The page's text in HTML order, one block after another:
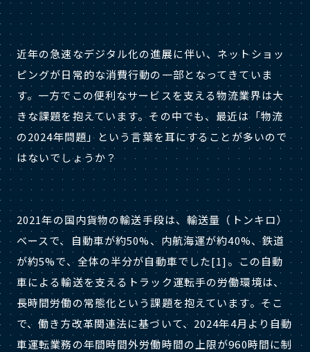
近年の急速なデジタル化の進展に伴い、ネットショッ
ピングが日常的な消費行動の一部となってきていま
す。一方でこの便利なサービスを支える物流業界は大
きな課題を抱えています。その中でも、最近は「物流
の2024年問題」という言葉を耳にすることが多いので
はないでしょうか？
2021年の国内貨物の輸送手段は、輸送量（トンキロ）
ベースで、自動車が約50%、内航海運が約40%、鉄道
が約5%で、全体の半分が自動車でした[1]。この自動
車による輸送を支えるトラック運転手の労働環境は、
長時間労働の常態化という課題を抱えています。そこ
で、働き方改革関連法に基づいて、2024年4月より自動
車運転業務の年間時間外労働時間の上限が960時間に制